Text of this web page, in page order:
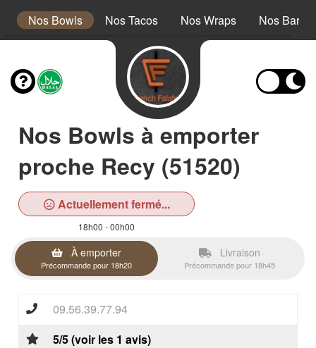
Nos Bowls Nos Tacos Nos Wraps Nos
Nos Bowls à emporter
proche Recy (51520)
Actuellement fermé...
18h00 - 00h00
À emporter
Précommande pour 18h20
Livraison
Précommande pour 18h45
09.56.39.77.94
5/5 (voir les 1 avis)